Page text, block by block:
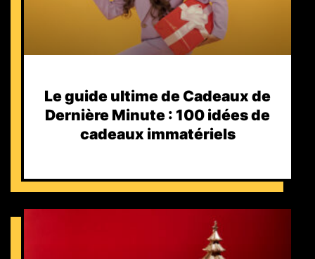
Le guide ultime de Cadeaux de
Dernière Minute : 100 idées de
cadeaux immatériels